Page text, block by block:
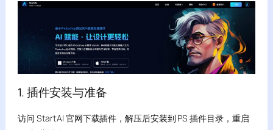
1. 插件安装与准备
访问 StartAI 官网下载插件，解压后安装到 PS 插件目录，重启